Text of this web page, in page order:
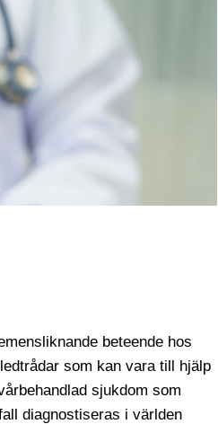
beteende hos
som kan vara till hjälp
sjukdom som
diagnostiseras i världen